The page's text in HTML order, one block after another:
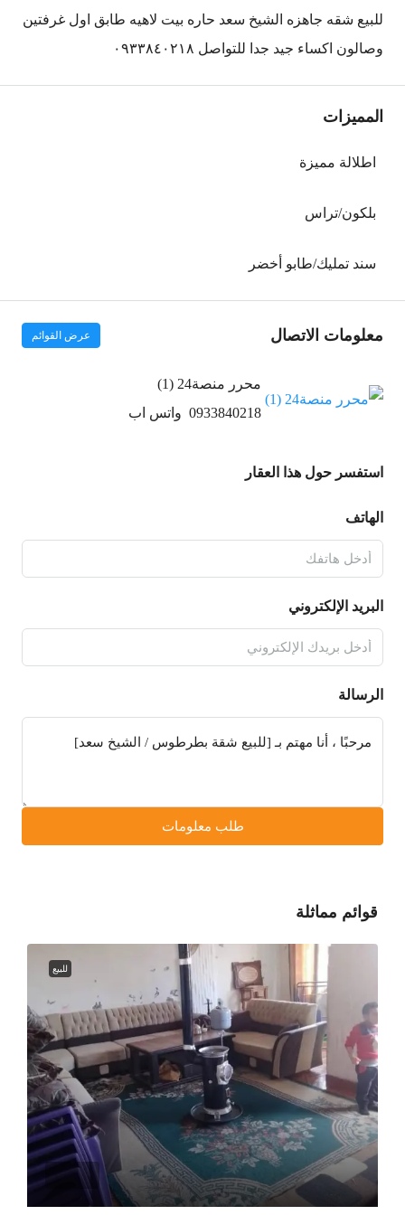
للبيع شقه جاهزه الشيخ سعد حاره بيت لاهيه طابق اول غرفتين
وصالون اكساء جيد جدا للتواصل ٠٩٣٣٨٤٠٢١٨
المميزات
اطلالة مميزة
بلكون/تراس
سند تمليك/طابو أخضر
معلومات الاتصال عرض القوائم
محرر منصة24 (1)
0933840218 واتس اب
استفسر حول هذا العقار
الهاتف
البريد الإلكتروني
الرسالة
طلب معلومات
قوائم مماثلة
للبيع